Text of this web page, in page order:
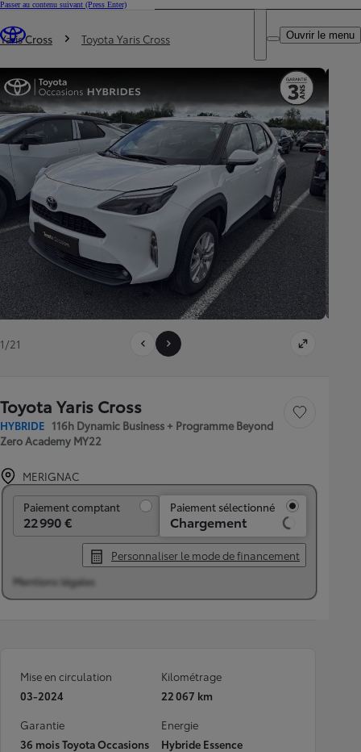
Passer au contenu suivant (Press Enter)
Trouvez un partenaire Toyota
DEALER NAME
Ouvrir le menu
Vous êtes ici
Yaris Cross Toyota Yaris Cross
1/21
Toyota Yaris Cross
HYBRIDE 116h Dynamic Business + Programme Beyond
Zero Academy MY22
Sauvegarder le
MERIGNAC
Paiement comptant
22 990 €
Paiement sélectionné
Chargement
Personnaliser le mode de financement
Mentions légales
Mise en circulation
03-2024
Kilométrage
22 067 km
Garantie
36 mois Toyota Occasions
Energie
Hybride Essence